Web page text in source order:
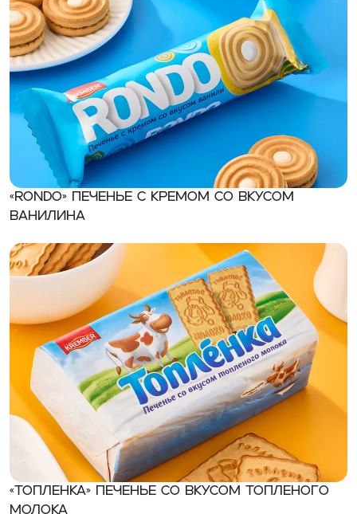
«RONDO» Печенье с кремом со вкусом
ванилина
«Топленка» Печенье со вкусом топленого
молока